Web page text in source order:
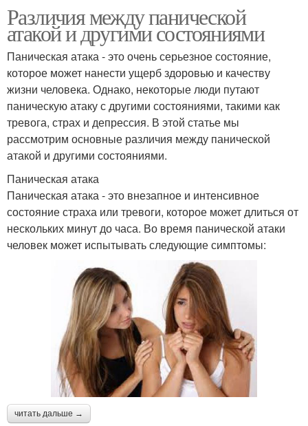
Различия между панической
атакой и другими состояниями
Паническая атака - это очень серьезное состояние,
которое может нанести ущерб здоровью и качеству
жизни человека. Однако, некоторые люди путают
паническую атаку с другими состояниями, такими как
тревога, страх и депрессия. В этой статье мы
рассмотрим основные различия между панической
атакой и другими состояниями.
Паническая атака
Паническая атака - это внезапное и интенсивное
состояние страха или тревоги, которое может длиться от
нескольких минут до часа. Во время панической атаки
человек может испытывать следующие симптомы:
читать дальше →